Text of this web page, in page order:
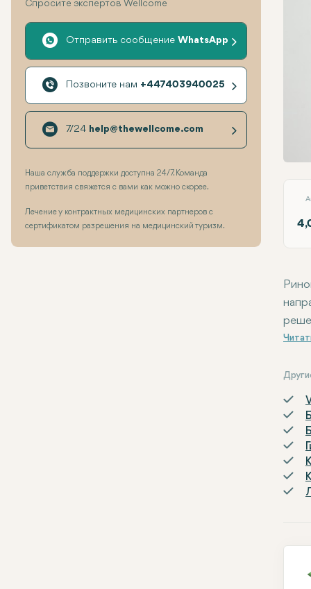
Спросите экспертов Wellcome
Отправить сообщение WhatsApp
Позвоните нам +447403940025
7/24 help@thewellcome.com
Наша служба поддержки доступна 24/7. Команда
приветствия свяжется с вами как можно скорее.
Лечение у контрактных медицинских партнеров с
сертификатом разрешения на медицинский туризм.